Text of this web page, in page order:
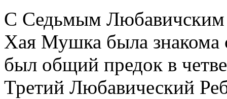
С Седьмым
Хая Мушка была знакома
был общий предок в
Третий Любавический